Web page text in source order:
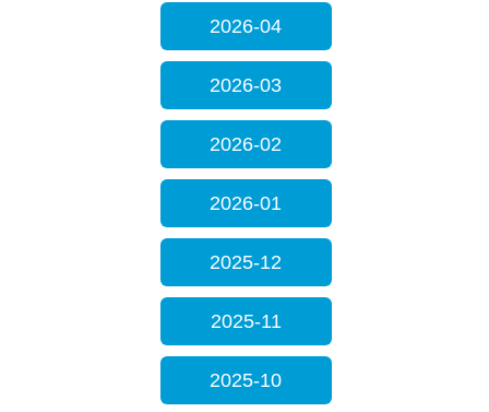
2026-04
2026-03
2026-02
2026-01
2025-12
2025-11
2025-10